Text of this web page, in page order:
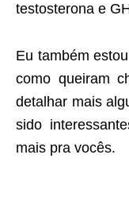
testosterona e
Eu também
como queiram
detalhar mais
sido
mais pra vocês.